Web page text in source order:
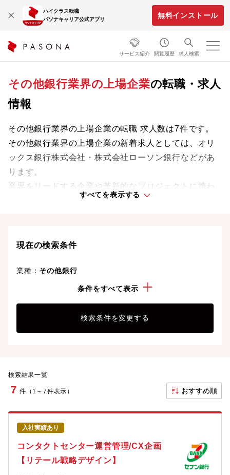
ハイクラス転職
パソナキャリア公式アプリ
無料インストール
サービス紹介 閲覧履歴 求人検索
その他銀行業界の上場企業の転職・求人
情報
その他銀行業界の上場企業の転職 求人数は7件です。
その他銀行業界の上場企業の新着求人としては、オリ
ックス銀行株式会社・株式会社ローソン銀行などがあ
ります。
業界をリードする企業や革新的なプロジェクトに携わ
り、次のキャリアステージへと踏み出しましょう。
すべてを表示する
現在の検索条件
業種： その他銀行
上場企業条件をすべて表示
検索条件を変更する
検索結果一覧
7 件（1～7件表示） おすすめ順
入社実績あり
コンタクトセンター運営管理/CX企画
【リテール戦略デザイン】